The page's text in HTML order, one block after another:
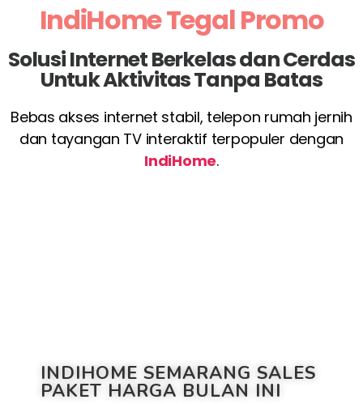
IndiHome Tegal Promo
Solusi Internet Berkelas dan Cerdas
Untuk Aktivitas Tanpa Batas
Bebas akses internet stabil, telepon rumah jernih
dan tayangan TV interaktif terpopuler dengan
IndiHome.
INDIHOME SEMARANG SALES
PAKET HARGA BULAN INI